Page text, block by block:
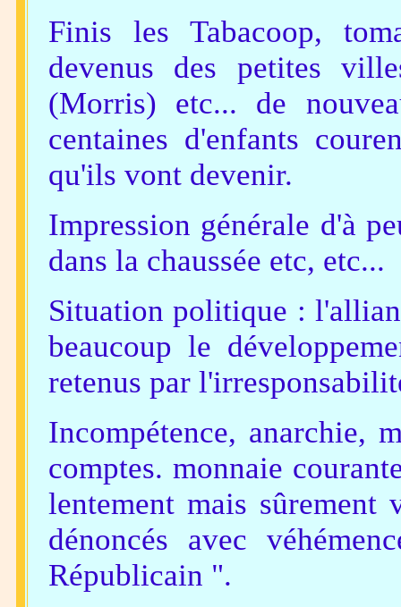
Finis les Tabacoop,
devenus des petites
(Morris) etc... de
centaines d'enfants
qu'ils vont devenir.
Impression générale d'à
dans la chaussée etc, etc...
Situation politique :
beaucoup le
retenus par
Incompétence, anarchie,
comptes. monnaie
lentement mais sûrement
dénoncés avec
Républicain ".